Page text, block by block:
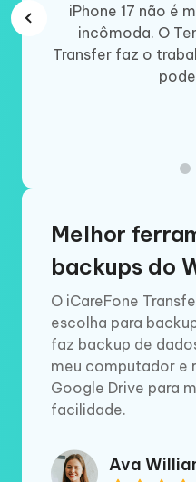
do
iPhone 17 não é
incômoda. O
Transfer faz o
Melhor
backups do
O iCareFone
escolha para
faz backup de
meu computador e
Google Drive para
facilidade.
Ava